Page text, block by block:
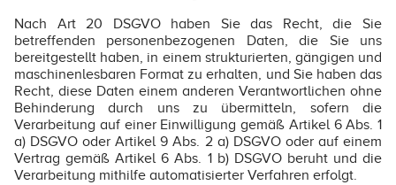
Nach Art 20 DSGVO haben Sie das Recht, die Sie
betreffenden personenbezogenen Daten, die Sie uns
bereitgestellt haben, in einem strukturierten, gängigen und
maschinenlesbaren Format zu erhalten, und Sie haben das
Recht, diese Daten einem anderen Verantwortlichen ohne
Behinderung durch uns zu übermitteln, sofern die
Verarbeitung auf einer Einwilligung gemäß Artikel 6 Abs. 1
a) DSGVO oder Artikel 9 Abs. 2 a) DSGVO oder auf einem
Vertrag gemäß Artikel 6 Abs. 1 b) DSGVO beruht und die
Verarbeitung mithilfe automatisierter Verfahren erfolgt.